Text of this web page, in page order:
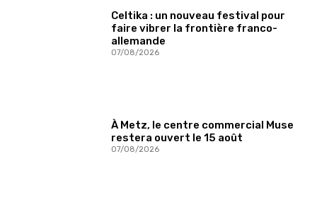
Celtika : un nouveau festival pour
faire vibrer la frontière franco-
allemande
07/08/2026
À Metz, le centre commercial Muse
restera ouvert le 15 août
07/08/2026